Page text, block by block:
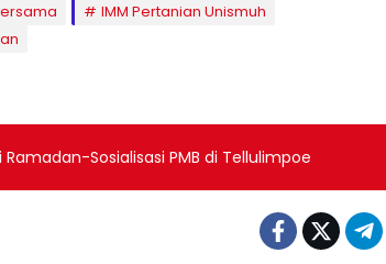
IMM Pertanian Unismuh
Ramadan-Sosialisasi PMB di Tellulimpoe